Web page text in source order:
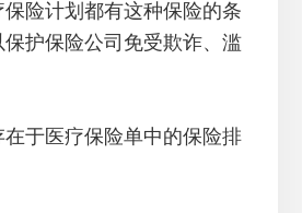
险计划都有这种保险的条
护保险公司免受欺诈、滥
于医疗保险单中的保险排